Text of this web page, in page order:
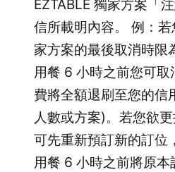
EZTABLE 獨家方案「
信所載明內容。 例：
家方案的最後取消時限
用餐 6 小時之前您可
費將全額退刷至您的信
人數或方案)。若您欲
可先重新預訂新的訂位
用餐 6 小時之前將原本